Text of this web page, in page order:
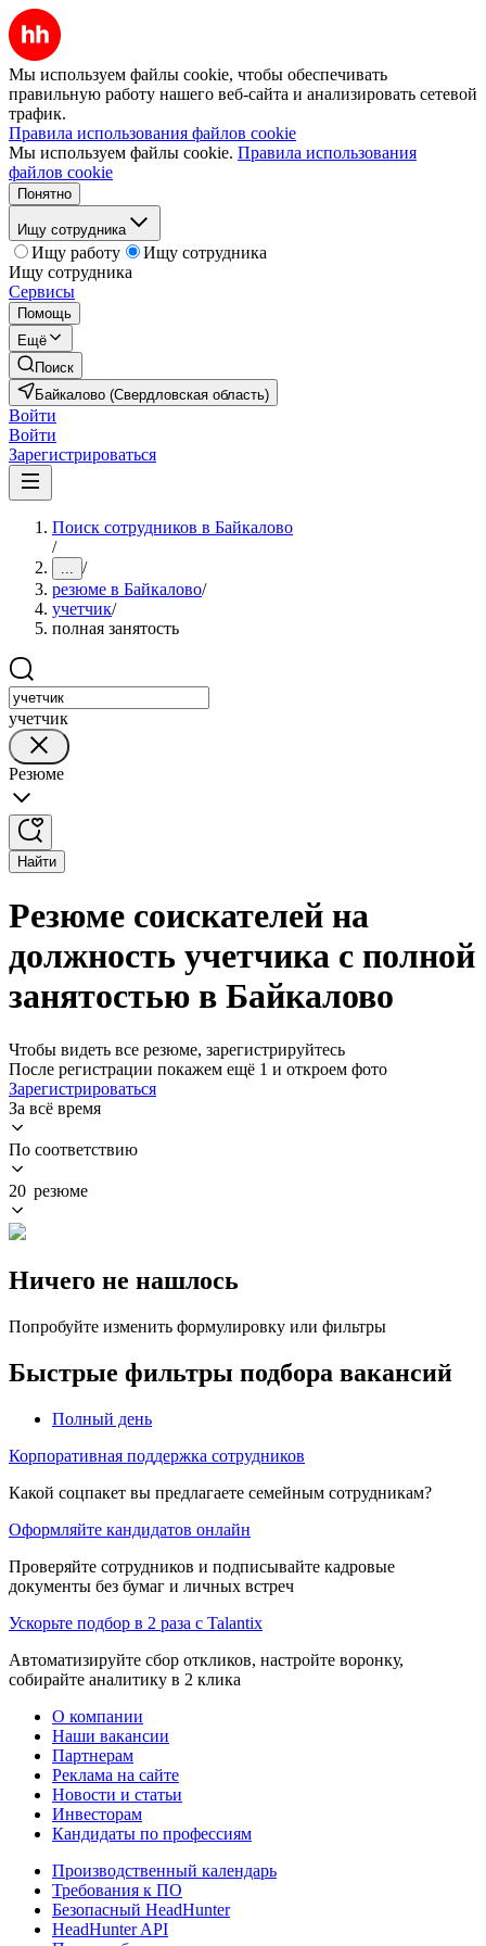
Мы используем файлы cookie, чтобы обеспечивать
правильную работу нашего веб-сайта и анализировать сетевой
трафик.
Правила использования файлов cookie
Мы используем файлы cookie. Правила использования
файлов cookie
Понятно
Ищу сотрудника
Ищу работу
Ищу сотрудника
Ищу сотрудника
Сервисы
Помощь
Ещё
Поиск
Байкалово (Свердловская область)
Войти
Войти
Зарегистрироваться
Поиск сотрудников в Байкалово
/
... /
резюме в Байкалово/
учетчик/
полная занятость
учетчик
Резюме
Найти
Резюме соискателей на
должность учетчика с полной
занятостью в Байкалово
Чтобы видеть все резюме, зарегистрируйтесь
После регистрации покажем ещё 1 и откроем фото
Зарегистрироваться
За всё время
По соответствию
20 резюме
Ничего не нашлось
Попробуйте изменить формулировку или фильтры
Быстрые фильтры подбора вакансий
Полный день
Корпоративная поддержка сотрудников
Какой соцпакет вы предлагаете семейным сотрудникам?
Оформляйте кандидатов онлайн
Проверяйте сотрудников и подписывайте кадровые
документы без бумаг и личных встреч
Ускорьте подбор в 2 раза с Talantix
Автоматизируйте сбор откликов, настройте воронку,
собирайте аналитику в 2 клика
О компании
Наши вакансии
Партнерам
Реклама на сайте
Новости и статьи
Инвесторам
Кандидаты по профессиям
Производственный календарь
Требования к ПО
Безопасный HeadHunter
HeadHunter API